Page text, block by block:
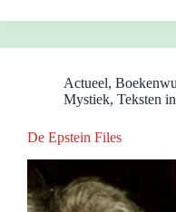
Actueel,
Mystiek, Teksten
De Epstein Files